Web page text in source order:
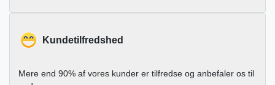
Kundetilfredshed
Mere end 90% af vores kunder er tilfredse og anbefaler os til